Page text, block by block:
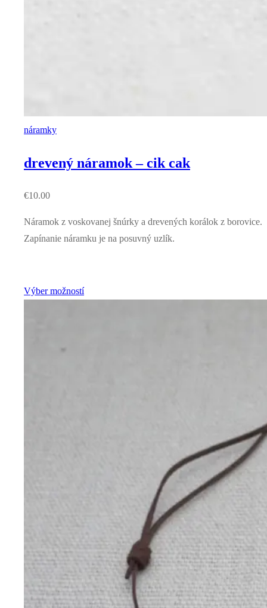
náramky
drevený náramok – cik cak
€10.00
Náramok z voskovanej šnúrky a drevených korálok z borovice.
Zapínanie náramku je na posuvný uzlík.
Výber možností